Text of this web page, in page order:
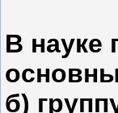
В науке
б)